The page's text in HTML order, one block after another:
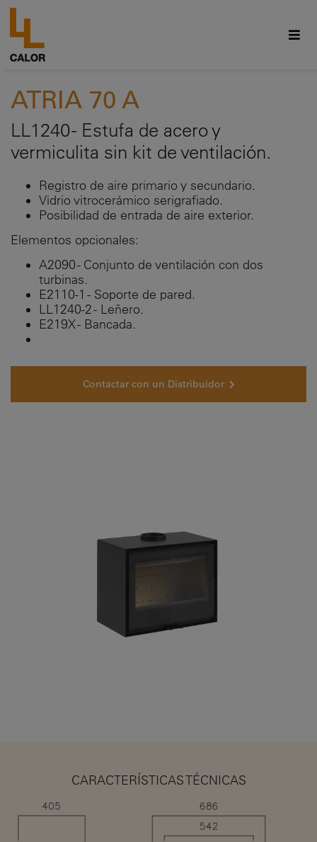
ATRIA 70 A
LL1240 - Estufa de acero y
vermiculita sin kit de ventilación.
Registro de aire primario y secundario.
Vidrio vitrocerámico serigrafiado.
Posibilidad de entrada de aire exterior.
Elementos opcionales:
A2090 - Conjunto de ventilación con dos
turbinas.
E2110-1 - Soporte de pared.
LL1240-2 - Leñero.
E219X - Bancada.
Contactar con un Distribuidor
CARACTERÍSTICAS TÉCNICAS